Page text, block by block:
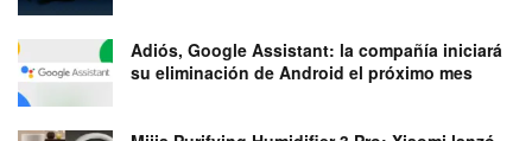
Adiós, Google Assistant: la compañía iniciará
su eliminación de Android el próximo mes